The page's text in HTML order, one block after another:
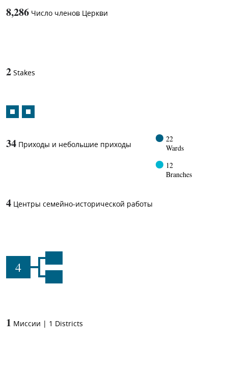
8,286 Число членов Церкви
2 Stakes
34 Приходы и небольшие приходы
22
Wards
12
Branches
4 Центры семейно-исторической работы
4
1 Миссии | 1 Districts